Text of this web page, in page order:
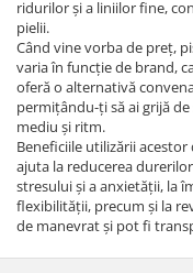
ridurilor și a liniilor fine,
pielii.
Când vine vorba de preț,
varia în funcție de brand,
oferă o alternativă
permițându-ți să ai grijă
mediu și ritm.
Beneficiile utilizării
ajuta la reducerea
stresului și a anxietății, la
flexibilității, precum și la
de manevrat și pot fi